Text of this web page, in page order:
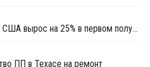
Экспорт полипропилена из США вырос на 25% в первом полугодии 2023 года
ПП в Техасе на ремонт